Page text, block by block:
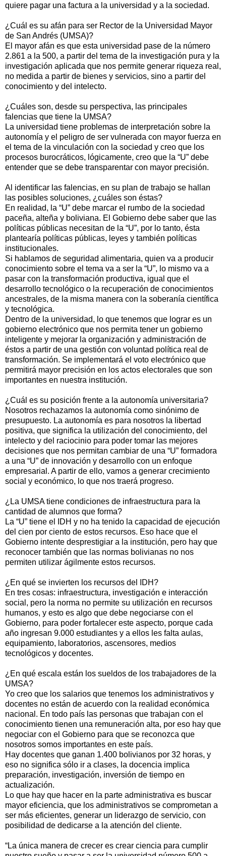
quiere pagar una factura a la universidad y a la sociedad.
¿Cuál es su afán para ser Rector de la Universidad Mayor
de San Andrés (UMSA)?
El mayor afán es que esta universidad pase de la número
2.861 a la 500, a partir del tema de la investigación pura y la
investigación aplicada que nos permite generar riqueza real,
no medida a partir de bienes y servicios, sino a partir del
conocimiento y del intelecto.
¿Cuáles son, desde su perspectiva, las principales
falencias que tiene la UMSA?
La universidad tiene problemas de interpretación sobre la
autonomía y el peligro de ser vulnerada con mayor fuerza en
el tema de la vinculación con la sociedad y creo que los
procesos burocráticos, lógicamente, creo que la “U” debe
entender que se debe transparentar con mayor precisión.
Al identificar las falencias, en su plan de trabajo se hallan
las posibles soluciones, ¿cuáles son éstas?
En realidad, la “U” debe marcar el rumbo de la sociedad
paceña, alteña y boliviana. El Gobierno debe saber que las
políticas públicas necesitan de la “U”, por lo tanto, ésta
plantearía políticas públicas, leyes y también políticas
institucionales.
Si hablamos de seguridad alimentaria, quien va a producir
conocimiento sobre el tema va a ser la “U”, lo mismo va a
pasar con la transformación productiva, igual que el
desarrollo tecnológico o la recuperación de conocimientos
ancestrales, de la misma manera con la soberanía científica
y tecnológica.
Dentro de la universidad, lo que tenemos que lograr es un
gobierno electrónico que nos permita tener un gobierno
inteligente y mejorar la organización y administración de
éstos a partir de una gestión con voluntad política real de
transformación. Se implementará el voto electrónico que
permitirá mayor precisión en los actos electorales que son
importantes en nuestra institución.
¿Cuál es su posición frente a la autonomía universitaria?
Nosotros rechazamos la autonomía como sinónimo de
presupuesto. La autonomía es para nosotros la libertad
positiva, que significa la utilización del conocimiento, del
intelecto y del raciocinio para poder tomar las mejores
decisiones que nos permitan cambiar de una “U” formadora
a una “U” de innovación y desarrollo con un enfoque
empresarial. A partir de ello, vamos a generar crecimiento
social y económico, lo que nos traerá progreso.
¿La UMSA tiene condiciones de infraestructura para la
cantidad de alumnos que forma?
La “U” tiene el IDH y no ha tenido la capacidad de ejecución
del cien por ciento de estos recursos. Eso hace que el
Gobierno intente desprestigiar a la institución, pero hay que
reconocer también que las normas bolivianas no nos
permiten utilizar ágilmente estos recursos.
¿En qué se invierten los recursos del IDH?
En tres cosas: infraestructura, investigación e interacción
social, pero la norma no permite su utilización en recursos
humanos, y esto es algo que debe negociarse con el
Gobierno, para poder fortalecer este aspecto, porque cada
año ingresan 9.000 estudiantes y a ellos les falta aulas,
equipamiento, laboratorios, ascensores, medios
tecnológicos y docentes.
¿En qué escala están los sueldos de los trabajadores de la
UMSA?
Yo creo que los salarios que tenemos los administrativos y
docentes no están de acuerdo con la realidad económica
nacional. En todo país las personas que trabajan con el
conocimiento tienen una remuneración alta, por eso hay que
negociar con el Gobierno para que se reconozca que
nosotros somos importantes en este país.
Hay docentes que ganan 1.400 bolivianos por 32 horas, y
eso no significa sólo ir a clases, la docencia implica
preparación, investigación, inversión de tiempo en
actualización.
Lo que hay que hacer en la parte administrativa es buscar
mayor eficiencia, que los administrativos se comprometan a
ser más eficientes, generar un liderazgo de servicio, con
posibilidad de dedicarse a la atención del cliente.
“La única manera de crecer es crear ciencia para cumplir